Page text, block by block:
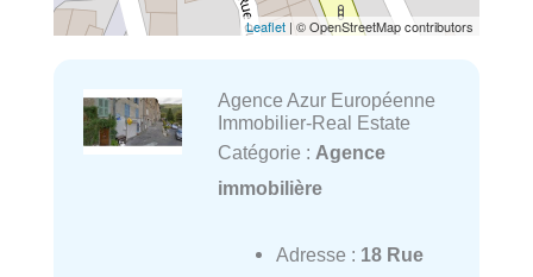
Leaflet | © OpenStreetMap contributors
Agence Azur Européenne
Immobilier-Real Estate
Catégorie : Agence
immobilière
Adresse : 18 Rue